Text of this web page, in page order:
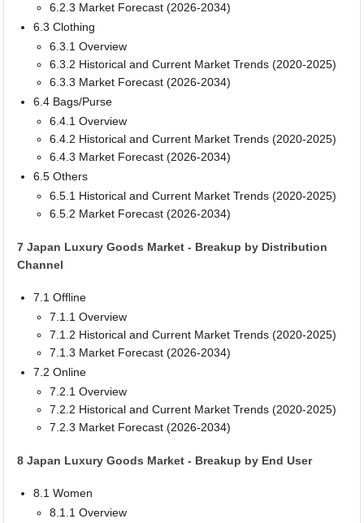
6.2.3 Market Forecast (2026-2034)
6.3 Clothing
6.3.1 Overview
6.3.2 Historical and Current Market Trends (2020-2025)
6.3.3 Market Forecast (2026-2034)
6.4 Bags/Purse
6.4.1 Overview
6.4.2 Historical and Current Market Trends (2020-2025)
6.4.3 Market Forecast (2026-2034)
6.5 Others
6.5.1 Historical and Current Market Trends (2020-2025)
6.5.2 Market Forecast (2026-2034)
7 Japan Luxury Goods Market - Breakup by Distribution
Channel
7.1 Offline
7.1.1 Overview
7.1.2 Historical and Current Market Trends (2020-2025)
7.1.3 Market Forecast (2026-2034)
7.2 Online
7.2.1 Overview
7.2.2 Historical and Current Market Trends (2020-2025)
7.2.3 Market Forecast (2026-2034)
8 Japan Luxury Goods Market - Breakup by End User
8.1 Women
8.1.1 Overview